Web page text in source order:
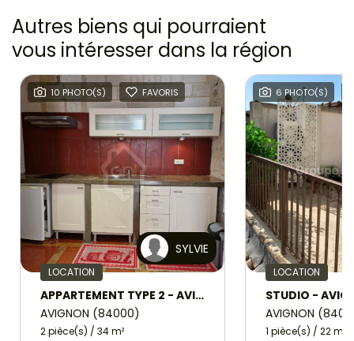
Autres biens qui pourraient
vous intéresser dans la région
10 PHOTO(S) FAVORIS
SYLVIE
LOCATION
APPARTEMENT TYPE 2 - AVIGNON
AVIGNON (84000)
2 pièce(s) / 34 m²
6 PHOTO(S)
LOCATION
STUDIO -
AVIGNON
1 pièce(s) / 22 m²